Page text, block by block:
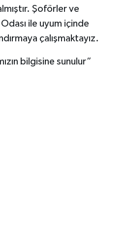
Şoförler ve
ile uyum içinde
çalışmaktayız.
bilgisine sunulur”